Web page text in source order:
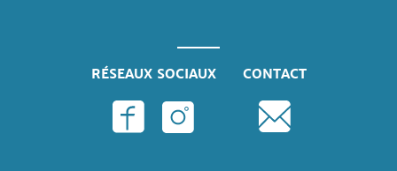
RÉSEAUX SOCIAUX CONTACT